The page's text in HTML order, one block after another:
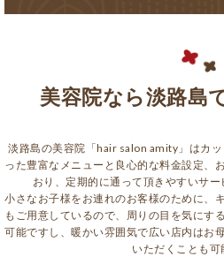
美容院なら淡路島
淡路島の美容院「hair salon amity」はカ
った豊富なメニューと良心的な料金設定、
おり、定期的に通って頂きやすいサー
小さなお子様をお連れのお客様のために、
もご用意しているので、周りの目を気にす
可能ですし、暖かい雰囲気で広い店内はお
いただくことも可